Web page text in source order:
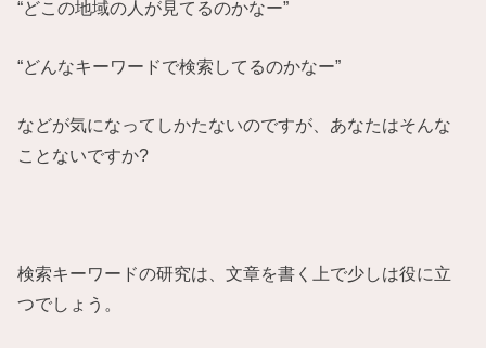
“どこの地域の人が見てるのかなー”
“どんなキーワードで検索してるのかなー”
などが気になってしかたないのですが、あなたはそんな
ことないですか?
検索キーワードの研究は、文章を書く上で少しは役に立
つでしょう。